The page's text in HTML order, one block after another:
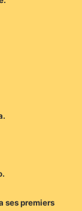
ses premiers